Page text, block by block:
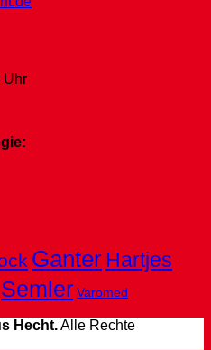
Uhr
GanterHartjes
Semler Varomed
Hecht.Alle Rechte